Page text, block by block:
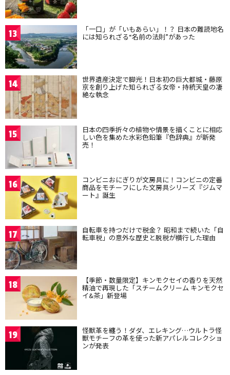
13 「一口」が「いもあらい」！？ 日本の難読地名
には知られざる“名前の法則”があった
14 世界遺産決定で脚光！日本初の巨大都城・藤原
京を創り上げた知られざる女帝・持統天皇の凄
絶な執念
15 日本の四季折々の植物や情景を描くことに相応
しい色を集めた水彩色鉛筆『色辞典』が新発
売！
16 コンビニおにぎりが文房具に！コンビニの定番
商品をモチーフにした文房具シリーズ『ジムマ
ート』誕生
17 自転車を持つだけで税金？ 昭和まで続いた「自
転車税」の意外な歴史と脱税が横行した理由
18 【季節・数量限定】キンモクセイの香りを天然
精油で再現した「スチームクリーム キンモクセ
イ&茶」新登場
19 怪獣革を纏う！ダダ、エレキング…ウルトラ怪
獣モチーフの革を使った新アパレルコレクショ
ンが発表